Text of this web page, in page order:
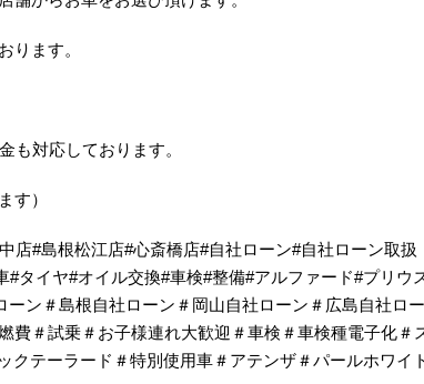
ります。
も対応しております。
す）
店#島根松江店#心斎橋店#自社ローン#自社ローン取扱
タイヤ#オイル交換#車検#整備#アルファード#プリウ
ン＃島根自社ローン＃岡山自社ローン＃広島自社ロー
費＃試乗＃お子様連れ大歓迎＃車検＃車検種電子化＃
テーラード＃特別使用車＃アテンザ＃パールホワイ